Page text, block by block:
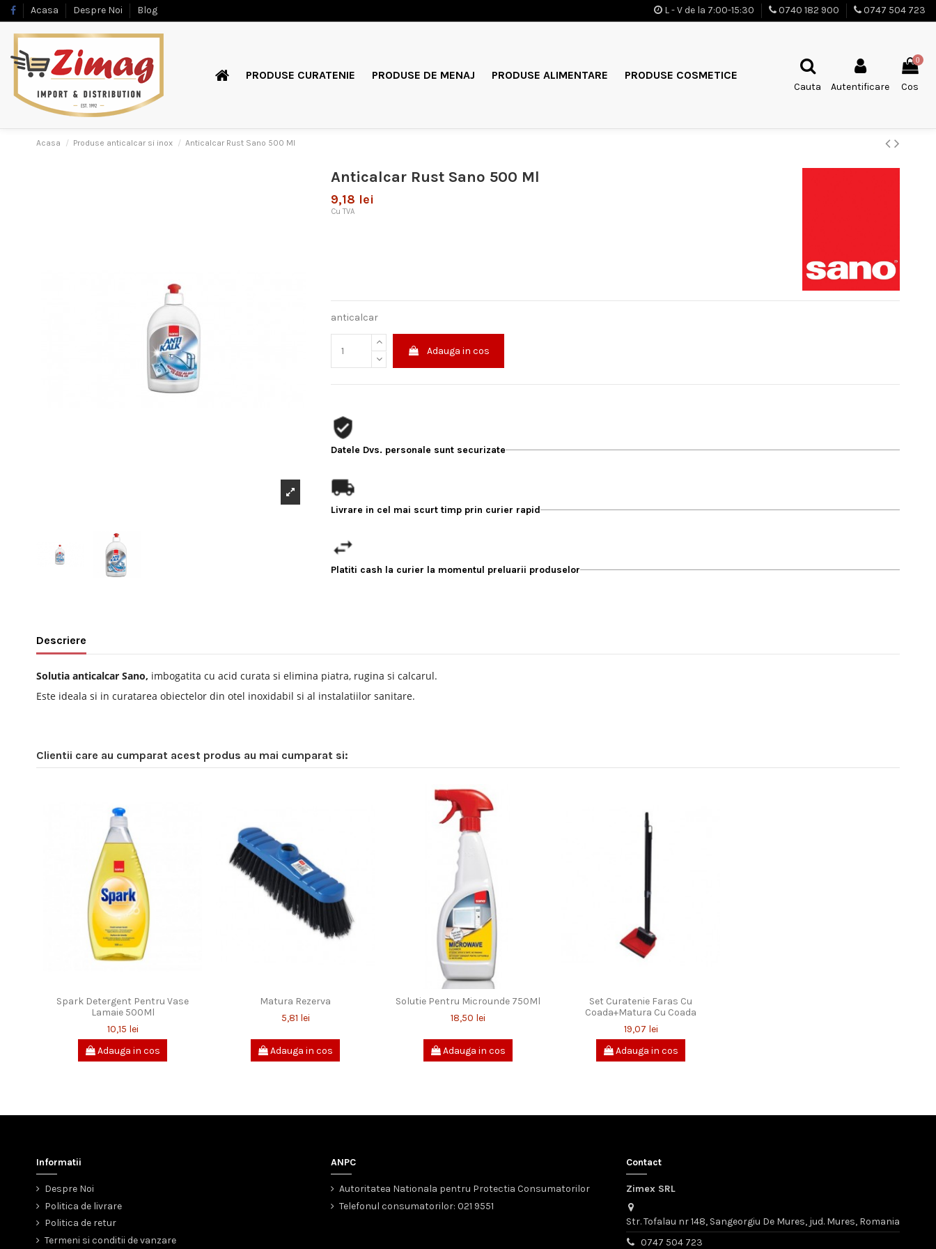
Acasa Despre Noi Blog L - V de la 7:00-15:30 0740 182 900 0747 504 723
PRODUSE CURATENIE PRODUSE DE MENAJ PRODUSE ALIMENTARE PRODUSE COSMETICE
Cauta Autentificare
0
Cos
Acasa Produse anticalcar si inox Anticalcar Rust Sano 500 Ml
Anticalcar Rust Sano 500 Ml
9,18 lei
Cu TVA
anticalcar
Adauga in cos
Datele Dvs. personale sunt securizate
Livrare in cel mai scurt timp prin curier rapid
Platiti cash la curier la momentul preluarii produselor
Descriere
Solutia anticalcar Sano, imbogatita cu acid curata si elimina piatra, rugina si calcarul.
Este ideala si in curatarea obiectelor din otel inoxidabil si al instalatiilor sanitare.
Clientii care au cumparat acest produs au mai cumparat si:
Spark Detergent Pentru Vase
Lamaie 500Ml
10,15 lei
Adauga in cos
Matura Rezerva
5,81 lei
Adauga in cos
Solutie Pentru Microunde 750Ml
18,50 lei
Adauga in cos
Set Curatenie Faras Cu
Coada+Matura Cu Coada
19,07 lei
Adauga in cos
Informatii
Despre Noi
Politica de livrare
Politica de retur
Termeni si conditii de vanzare
ANPC
Autoritatea Nationala pentru Protectia Consumatorilor
Telefonul consumatorilor: 021 9551
Contact
Zimex SRL
Str. Tofalau nr 148, Sangeorgiu De Mures, jud. Mures, Romania
0747 504 723